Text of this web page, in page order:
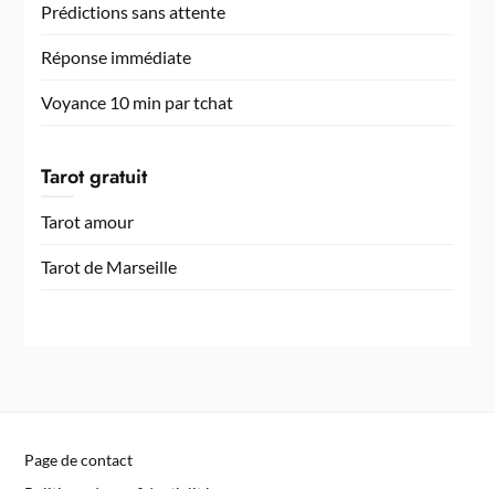
Prédictions sans attente
Réponse immédiate
Voyance 10 min par tchat
Tarot gratuit
Tarot amour
Tarot de Marseille
Page de contact